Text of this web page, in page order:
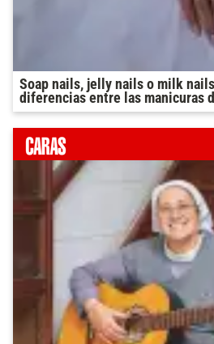
Soap nails, jelly nails o milk
diferencias entre las manicuras